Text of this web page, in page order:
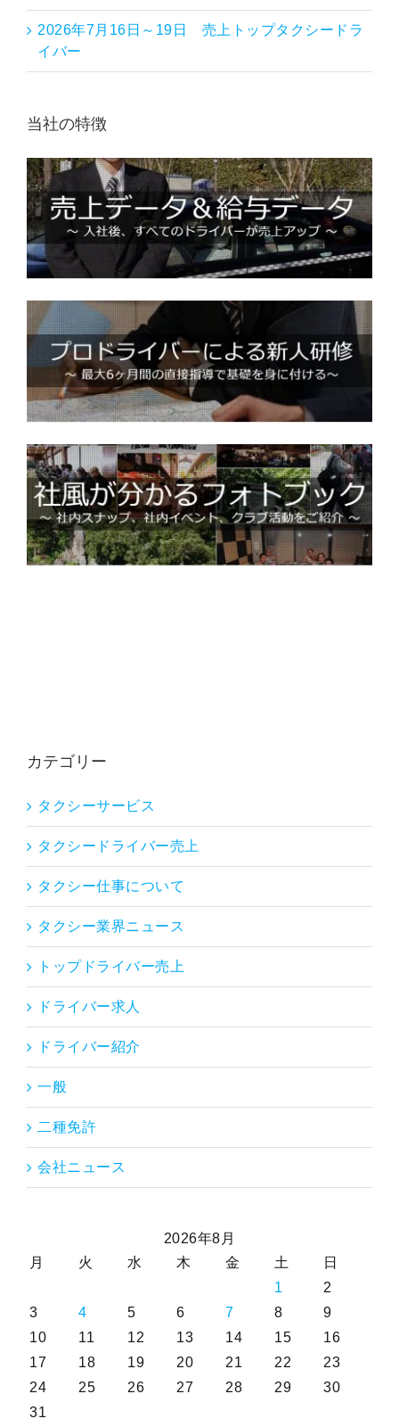
2026年7月16日～19日 売上トップタクシードラ
イバー
当社の特徴
カテゴリー
タクシーサービス
タクシードライバー売上
タクシー仕事について
タクシー業界ニュース
トップドライバー売上
ドライバー求人
ドライバー紹介
一般
二種免許
会社ニュース
2026年8月
月
火 水 木 金 土
日
1
2
3
4 5 6 7 8
9
10
11 12 13 14 15
16
17
18 19 20 21 22
23
24
25 26 27 28 29
30
31